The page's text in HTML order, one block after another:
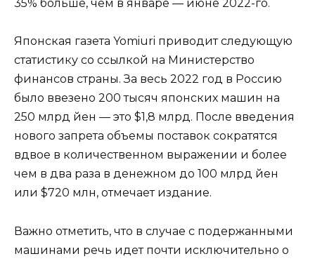
35% больше, чем в январе — июне 2022-го.
Японская газета Yomiuri приводит следующую
статистику со ссылкой на Министерство
финансов страны. За весь 2022 год в Россию
было ввезено 200 тысяч японских машин на
250 млрд йен — это $1,8 млрд. После введения
нового запрета объемы поставок сократятся
вдвое в количественном выражении и более
чем в два раза в денежном до 100 млрд йен
или $720 млн, отмечает издание.
Важно отметить, что в случае с подержанными
машинами речь идет почти исключительно о